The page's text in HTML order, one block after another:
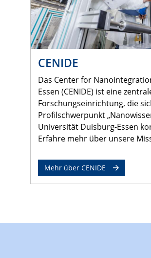
CENIDE
Das Center for
Essen (CENIDE) ist eine
Forschungseinrichtung, die
Profilschwerpunkt
Universität Duisburg-Essen
Erfahre mehr über unsere
Mehr über CENIDE